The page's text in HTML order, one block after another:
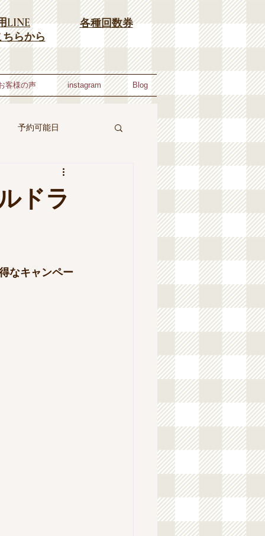
LINE
らから
​各種回数券
客様の声 instagram Blog
予約可能日
東洋医学コラム
ドラ
なキャンペー